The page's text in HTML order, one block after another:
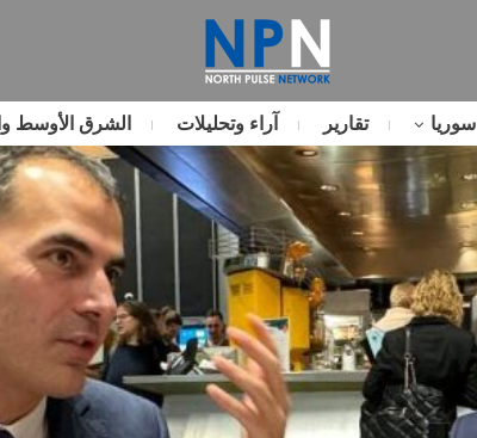
سوريا تقارير آراء وتحليلات الشرق الأوسط